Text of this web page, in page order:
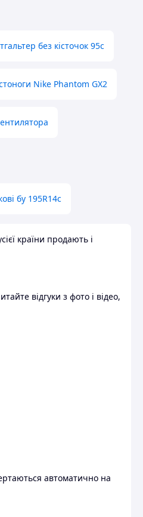
без кісточок 95с
Nike Phantom GX2
бу 195R14c
країни продають і
відгуки з фото і відео,
автоматично на